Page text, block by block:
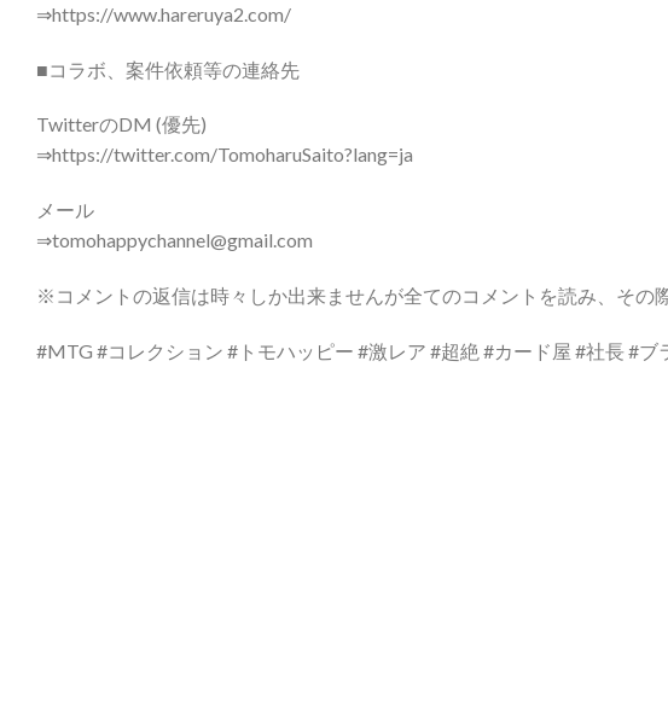
⇒https://www.hareruya2.com/
■コラボ、案件依頼等の連絡先
TwitterのDM (優先)
⇒https://twitter.com/TomoharuSaito?lang=ja
メール
⇒tomohappychannel@gmail.com
※コメントの返信は時々しか出来ませんが全てのコメントを読み、そ
#MTG #コレクション #トモハッピー #激レア #超絶 #カード屋 #社長 #ブ